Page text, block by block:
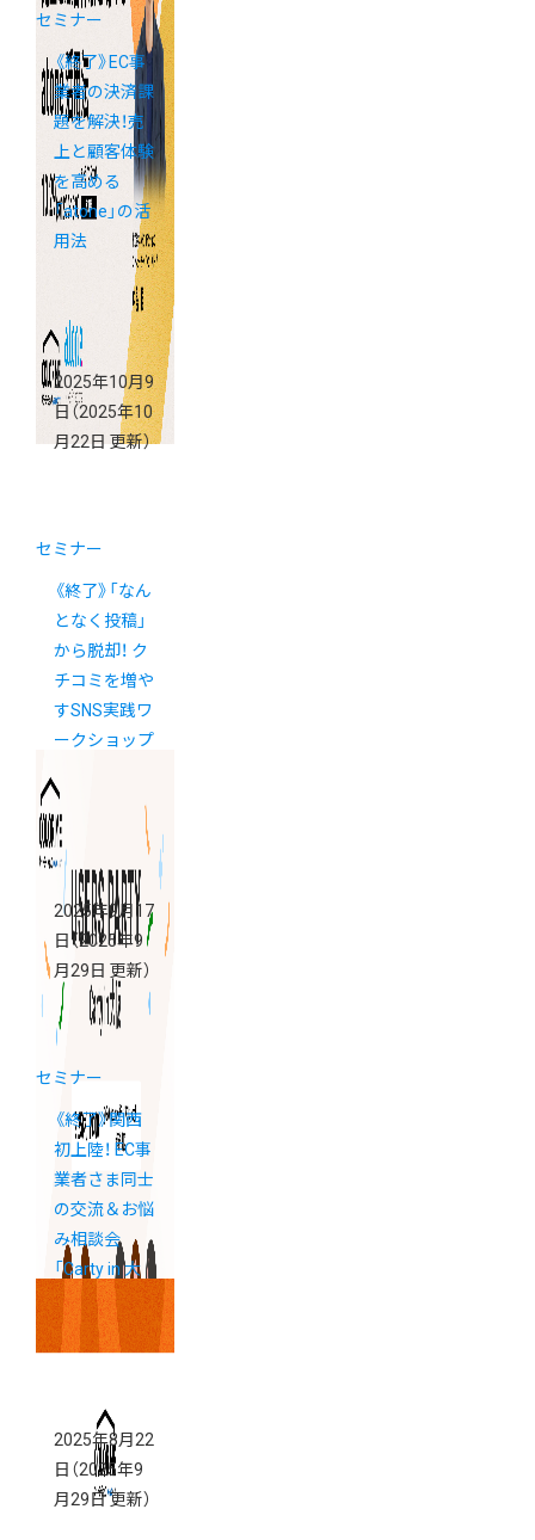
セミナー
《終了》EC事
業者の決済課
題を解決！売
上と顧客体験
を高める
「atone」の活
用法
2025年10月9
日 （2025年10
月22日 更新）
セミナー
《終了》「なん
となく投稿」
から脱却！ ク
チコミを増や
すSNS実践ワ
ークショップ
ブートキャン
プ」
2025年9月17
日 （2025年9
月29日 更新）
セミナー
《終了》関西
初上陸！ EC事
業者さま同士
の交流＆お悩
み相談会
「Carty in 大
阪」
2025年8月22
日 （2025年9
月29日 更新）